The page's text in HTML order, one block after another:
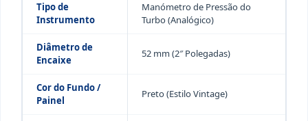
Tipo de
Instrumento
Manómetro de Pressão do
Turbo (Analógico)
Diâmetro de
Encaixe
52 mm (2″ Polegadas)
Cor do Fundo /
Painel
Preto (Estilo Vintage)